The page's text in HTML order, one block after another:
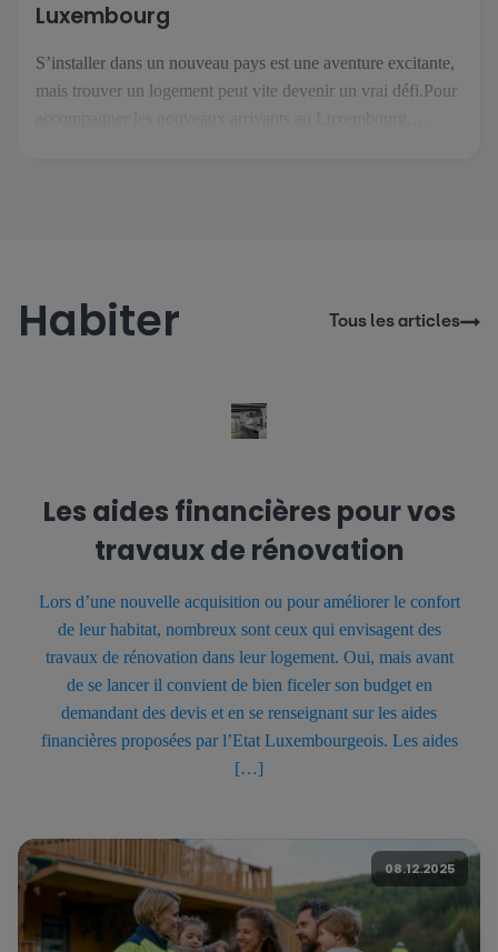
Luxembourg
S’installer dans un nouveau pays est une aventure excitante,
mais trouver un logement peut vite devenir un vrai défi.Pour
Habiter Tous les articles
Les aides financières pour vos
travaux de rénovation
Lors d’une nouvelle acquisition ou pour améliorer le confort
de leur habitat, nombreux sont ceux qui envisagent des
travaux de rénovation dans leur logement. Oui, mais avant
de se lancer il convient de bien ficeler son budget en
demandant des devis et en se renseignant sur les aides
financières proposées par l’Etat Luxembourgeois. Les aides
[…]
08.12.2025